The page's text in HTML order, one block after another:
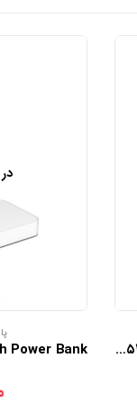
شارژر همراه تسکو مدل TP 824 با ظرفیت ۵۲۰۰ میلی آمپر ساعت